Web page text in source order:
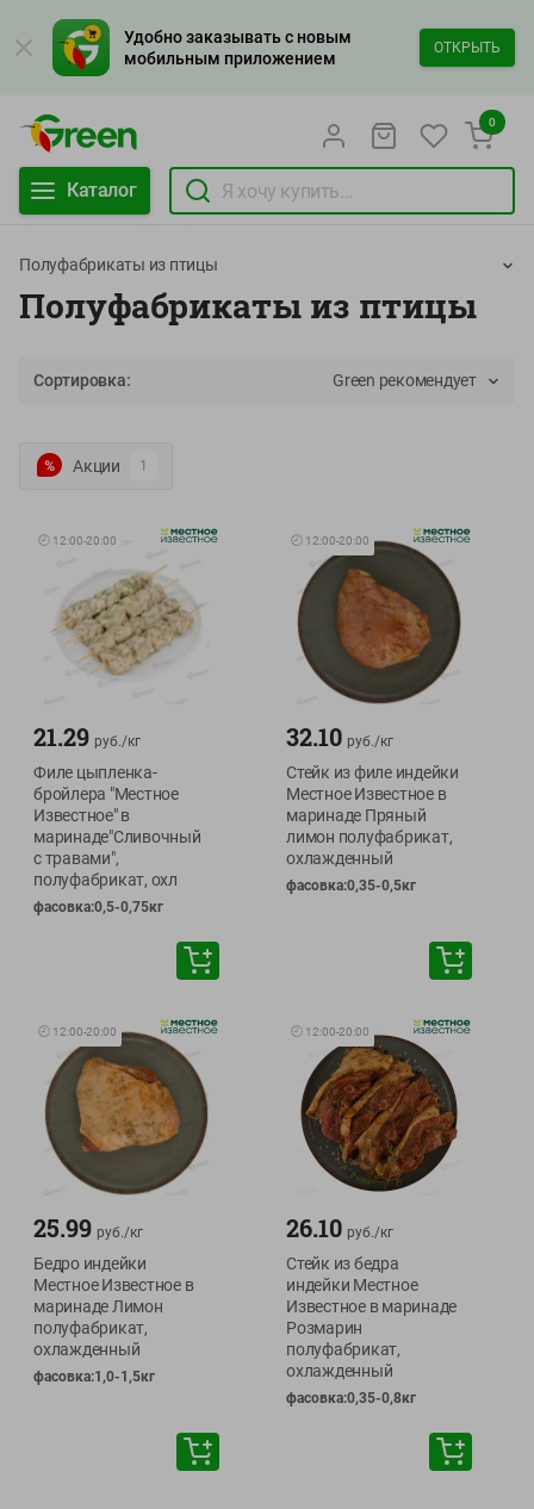
Удобно заказывать с новым
мобильным приложением
ОТКРЫТЬ
Каталог
0
Полуфабрикаты из птицы
Полуфабрикаты из птицы
Сортировка: Green рекомендует
Акции 1
🕘 12:00-20:00
21.29 руб./кг
Филе цыпленка-
бройлера "Местное
Известное" в
маринаде"Сливочный
с травами",
полуфабрикат, охл
фасовка:0,5-0,75кг
🕘 12:00-20:00
32.10 руб./кг
Стейк из филе индейки
Местное Известное в
маринаде Пряный
лимон полуфабрикат,
охлажденный
фасовка:0,35-0,5кг
🕘 12:00-20:00
25.99 руб./кг
Бедро индейки
Местное Известное в
маринаде Лимон
полуфабрикат,
охлажденный
фасовка:1,0-1,5кг
🕘 12:00-20:00
26.10 руб./кг
Стейк из бедра
индейки Местное
Известное в маринаде
Розмарин
полуфабрикат,
охлажденный
фасовка:0,35-0,8кг